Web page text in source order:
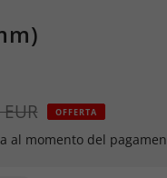
OFFERTA
al momento del